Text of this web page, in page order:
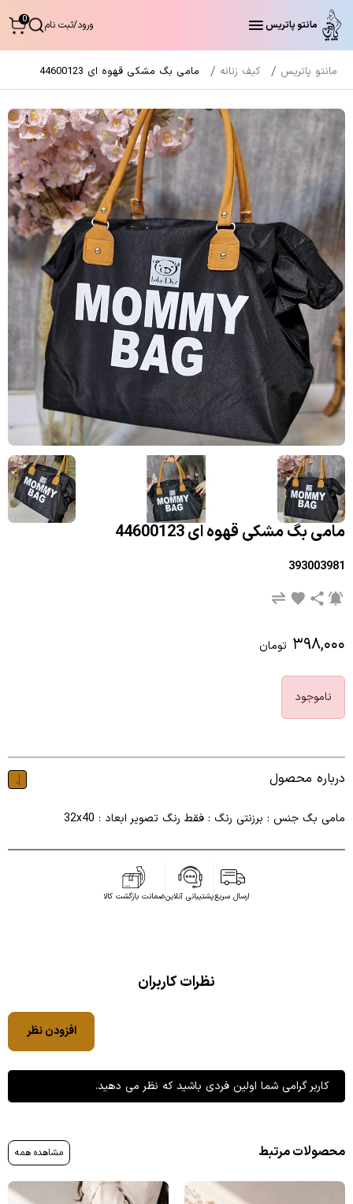
مانتو پاتریس ورود/ثبت نام 0
مانتو پاتریس کیف زنانه مامی بگ مشکی قهوه ای 44600123
مامی بگ مشکی قهوه ای 44600123
393003981
۳۹۸,۰۰۰ تومان
ناموجود
درباره محصول
مامی بگ جنس : برزنتی رنگ : فقط رنگ تصویر ابعاد : 32x40
ارسال سریعپشتیبانی آنلاینضمانت بازگشت کالا
نظرات کاربران
افزودن نظر
کاربر گرامی شما اولین فردی باشید که نظر می دهید.
محصولات مرتبط مشاهده همه